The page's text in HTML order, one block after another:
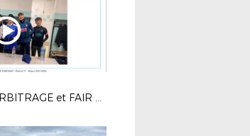
REGLES DU JEU, ARBITRAGE et FAIR PLAY